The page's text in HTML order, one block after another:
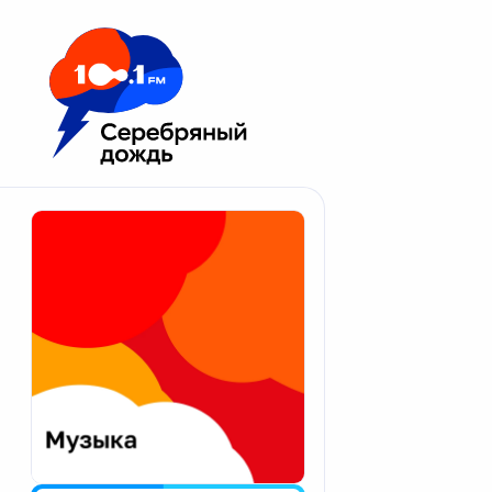
Москва 100.1 FM
Апатиты
Екатеринбург
Калининград
Калуга